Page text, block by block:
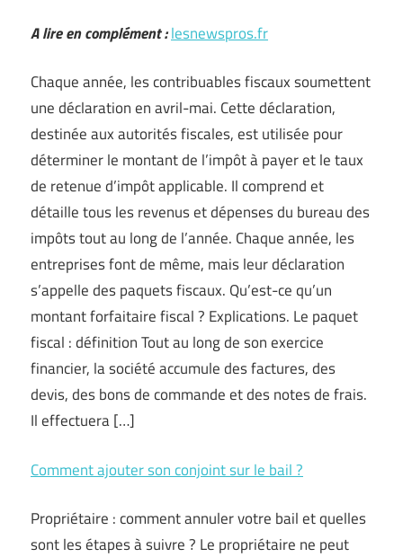
A lire en complément :lesnewspros.fr
Chaque année, les contribuables fiscaux soumettent
une déclaration en avril-mai. Cette déclaration,
destinée aux autorités fiscales, est utilisée pour
déterminer le montant de l’impôt à payer et le taux
de retenue d’impôt applicable. Il comprend et
détaille tous les revenus et dépenses du bureau des
impôts tout au long de l’année. Chaque année, les
entreprises font de même, mais leur déclaration
s’appelle des paquets fiscaux. Qu’est-ce qu’un
montant forfaitaire fiscal ? Explications. Le paquet
fiscal : définition Tout au long de son exercice
financier, la société accumule des factures, des
devis, des bons de commande et des notes de frais.
Il effectuera […]
Comment ajouter son conjoint sur le bail ?
Propriétaire : comment annuler votre bail et quelles
sont les étapes à suivre ? Le propriétaire ne peut